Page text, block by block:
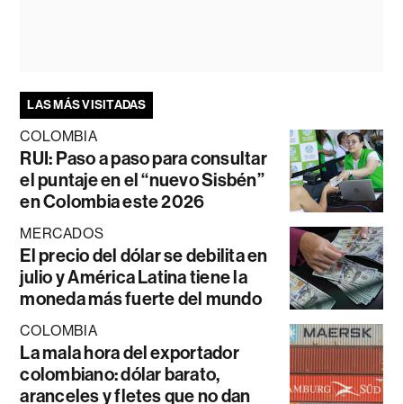
LAS MÁS VISITADAS
COLOMBIA
RUI: Paso a paso para consultar
el puntaje en el “nuevo Sisbén”
en Colombia este 2026
MERCADOS
El precio del dólar se debilita en
julio y América Latina tiene la
moneda más fuerte del mundo
COLOMBIA
La mala hora del exportador
colombiano: dólar barato,
aranceles y fletes que no dan